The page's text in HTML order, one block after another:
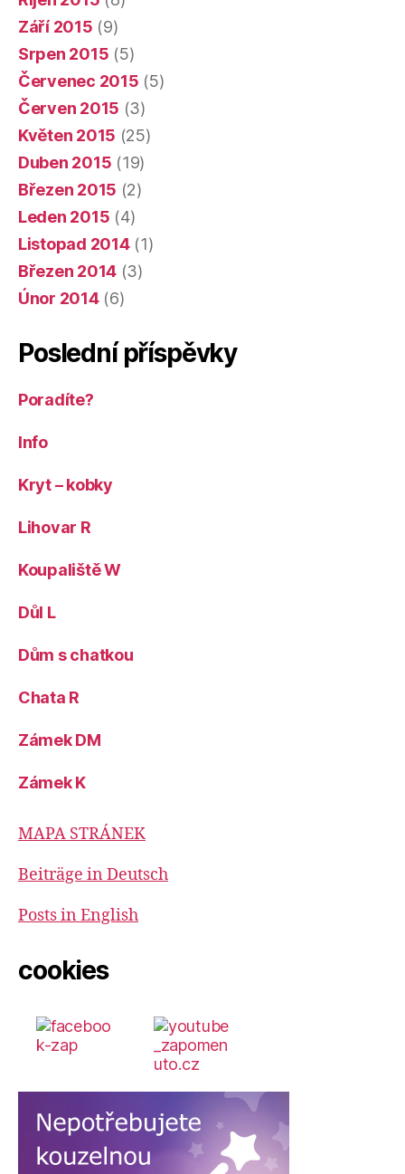
Září 2015 (9)
Srpen 2015 (5)
Červenec 2015 (5)
Červen 2015 (3)
Květen 2015 (25)
Duben 2015 (19)
Březen 2015 (2)
Leden 2015 (4)
Listopad 2014(1)
Březen 2014 (3)
Únor 2014(6)
Poslední příspěvky
Poradíte?
Info
Kryt – kobky
Lihovar R
Koupaliště W
Důl L
Dům s chatkou
Chata R
Zámek DM
Zámek K
MAPA STRÁNEK
Beiträge in Deutsch
Posts in English
cookies